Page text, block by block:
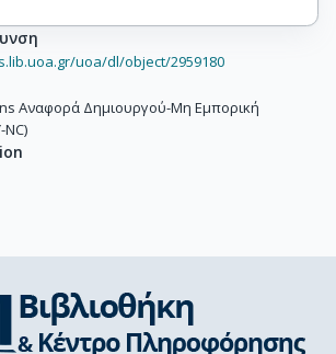
uoa/dl/object/2959180
Αναφορά Δημιουργού-Μη Εμπορική
NC)